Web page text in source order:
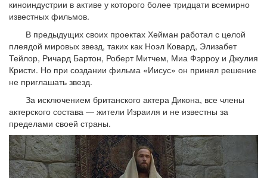
киноиндустрии в активе у которого более тридцати всемирно
известных фильмов.
В предыдущих своих проектах Хейман работал с целой
плеядой мировых звезд, таких как Ноэл Ковард, Элизабет
Тейлор, Ричард Бартон, Роберт Митчем, Миа Фэрроу и Джулия
Кристи. Но при создании фильма «Иисус» он принял решение
не приглашать звезд.
За исключением британского актера Дикона, все члены
актерского состава — жители Израиля и не известны за
пределами своей страны.